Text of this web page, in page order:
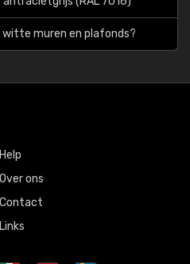
witte muren en plafonds?
Help
Over ons
Contact
Links